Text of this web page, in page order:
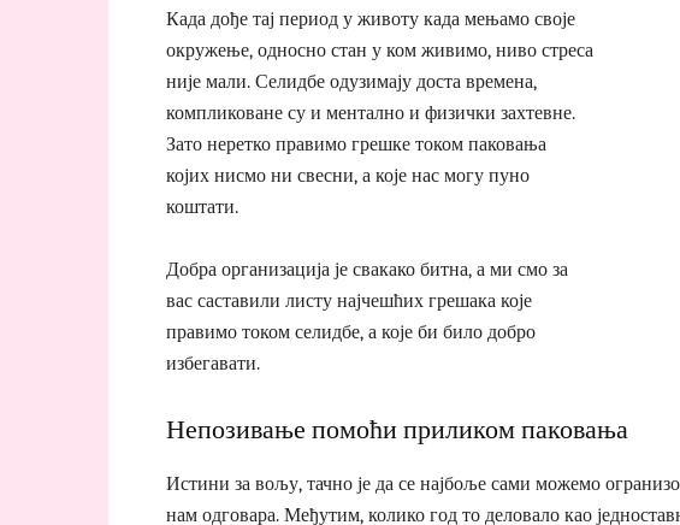
Када дође тај период у животу када мењамо своје
окружење, односно стан у ком живимо, ниво стреса
није мали. Селидбе одузимају доста времена,
компликоване су и ментално и физички захтевне.
Зато неретко правимо грешке током паковања
којих нисмо ни свесни, а које нас могу пуно
коштати.
Добра организација је свакако битна, а ми смо за
вас саставили листу најчешћих грешака које
правимо током селидбе, а које би било добро
избегавати.
Непозивање помоћи приликом паковања
Истини за вољу, тачно је да се најбоље сами можемо
нам одговара. Међутим, колико год то деловало као